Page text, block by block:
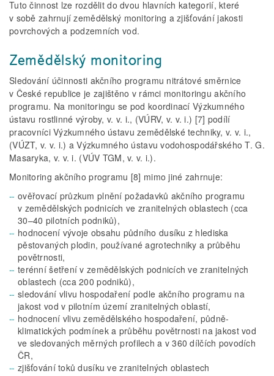
Tuto činnost lze rozdělit do dvou hlavních kategorií, které
v sobě zahrnují zemědělský monitoring a zjišťování jakosti
povrchových a podzemních vod.
Zemědělský monitoring
Sledování účinnosti akčního programu nitrátové směrnice
v České republice je zajištěno v rámci monitoringu akčního
programu. Na monitoringu se pod koordinací Výzkumného
ústavu rostlinné výroby, v. v. i., (VÚRV, v. v. i.) [7] podílí
pracovníci Výzkumného ústavu zemědělské techniky, v. v. i.,
(VÚZT, v. v. i.) a Výzkumného ústavu vodohospodářského T. G.
Masaryka, v. v. i. (VÚV TGM, v. v. i.).
Monitoring akčního programu [8] mimo jiné zahrnuje:
ověřovací průzkum plnění požadavků akčního programu
v zemědělských podnicích ve zranitelných oblastech (cca
30–40 pilotních podniků),
hodnocení vývoje obsahu půdního dusíku z hlediska
pěstovaných plodin, používané agrotechniky a průběhu
povětrnosti,
terénní šetření v zemědělských podnicích ve zranitelných
oblastech (cca 200 podniků),
sledování vlivu hospodaření podle akčního programu na
jakost vod v pilotním území zranitelných oblastí,
hodnocení vlivu zemědělského hospodaření, půdně-
klimatických podmínek a průběhu povětrnosti na jakost vod
ve sledovaných měrných profilech a v 360 dílčích povodích
ČR,
zjišťování toků dusíku ve zranitelných oblastech